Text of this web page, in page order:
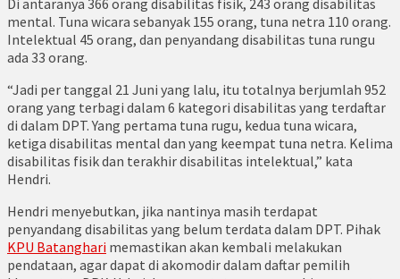
Di antaranya 366 orang disabilitas fisik, 243 orang disabilitas
mental. Tuna wicara sebanyak 155 orang, tuna netra 110 orang.
Intelektual 45 orang, dan penyandang disabilitas tuna rungu
ada 33 orang.
“Jadi per tanggal 21 Juni yang lalu, itu totalnya berjumlah 952
orang yang terbagi dalam 6 kategori disabilitas yang terdaftar
di dalam DPT. Yang pertama tuna rugu, kedua tuna wicara,
ketiga disabilitas mental dan yang keempat tuna netra. Kelima
disabilitas fisik dan terakhir disabilitas intelektual,” kata
Hendri.
Hendri menyebutkan, jika nantinya masih terdapat
penyandang disabilitas yang belum terdata dalam DPT. Pihak
KPU Batanghari memastikan akan kembali melakukan
pendataan, agar dapat di akomodir dalam daftar pemilih